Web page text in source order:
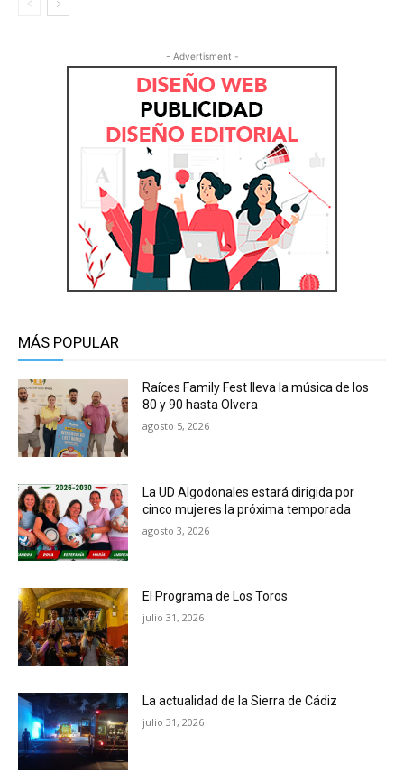
- Advertisment -
MÁS POPULAR
Raíces Family Fest lleva la música de los
80 y 90 hasta Olvera
agosto 5, 2026
La UD Algodonales estará dirigida por
cinco mujeres la próxima temporada
agosto 3, 2026
El Programa de Los Toros
julio 31, 2026
La actualidad de la Sierra de Cádiz
julio 31, 2026